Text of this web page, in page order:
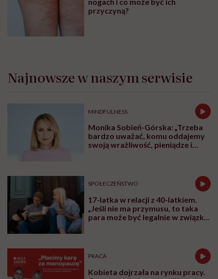
przyczyną?
Najnowsze w naszym serwisie
MINDFULNESS
Monika Sobień-Górska: „Trzeba
bardzo uważać, komu oddajemy
swoją wrażliwość, pieniądze i
SPOŁECZEŃSTWO
17-latka w relacji z 40-latkiem.
„Jeśli nie ma przymusu, to taka
para może być legalnie w związku.
PRACA
Kobieta dojrzała na rynku pracy.